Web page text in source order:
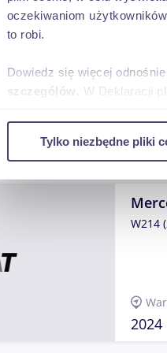
oczekiwaniom
to robi.
Dowiedz się więcej
szczegółów . W Deklaracji
ruch w naszej witrynie.
Tylko niezbędne pliki
2021
W214
2024